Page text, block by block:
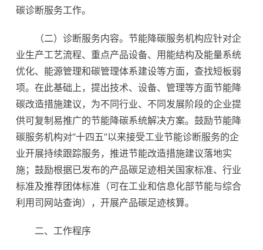
碳诊断服务工作。
（二）诊断服务内容。节能降碳服务机构应针对企
业生产工艺流程、重点产品设备、用能结构及能量系统
优化、能源管理和碳管理体系建设等方面，查找短板弱
项。在此基础上，提出技术、设备、管理等方面节能降
碳改造措施建议，为不同行业、不同发展阶段的企业提
供可复制易推广的节能降碳系统解决方案。鼓励节能降
碳服务机构对“十四五”以来接受工业节能诊断服务的企
业开展持续跟踪服务，推进节能改造措施建议落地实
施；鼓励根据已发布的产品碳足迹相关国家标准、行业
标准及推荐团体标准（可在工业和信息化部节能与综合
利用司网站查询），开展产品碳足迹核算。
二、工作程序